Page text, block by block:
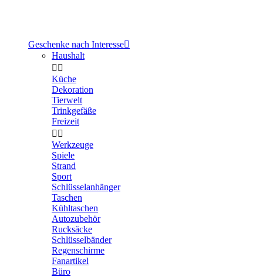
Geschenke nach Interesse
Haushalt
 
Küche
Dekoration
Tierwelt
Trinkgefäße
Freizeit
 
Werkzeuge
Spiele
Strand
Sport
Schlüsselanhänger
Taschen
Kühltaschen
Autozubehör
Rucksäcke
Schlüsselbänder
Regenschirme
Fanartikel
Büro